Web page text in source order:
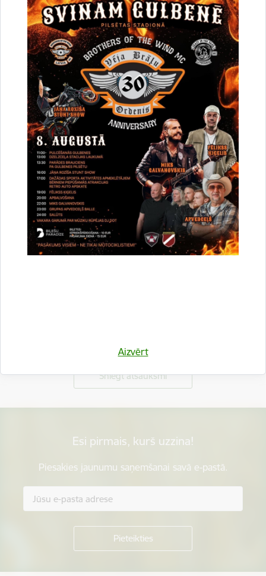
Aizvērt
Saistītas tēmas
Notikumi: Konference
Drukāt lapu
Dalīties
Sniegt atsauksmi
Esi pirmais, kurš uzzina!
Piesakies jaunumu saņemšanai savā e-pastā.